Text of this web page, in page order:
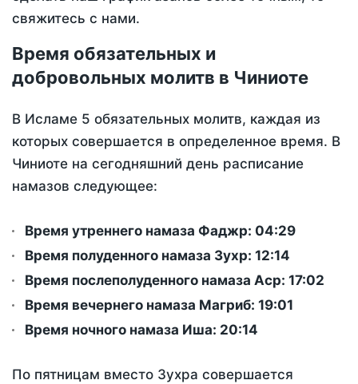
свяжитесь с нами.
Время обязательных и
добровольных молитв в Чиниоте
В Исламе 5 обязательных молитв, каждая из
которых совершается в определенное время. В
Чиниоте на сегодняшний день расписание
намазов следующее:
Время утреннего намаза Фаджр: 04:29
Время полуденного намаза Зухр: 12:14
Время послеполуденного намаза Аср: 17:02
Время вечернего намаза Магриб: 19:01
Время ночного намаза Иша: 20:14
По пятницам вместо Зухра совершается